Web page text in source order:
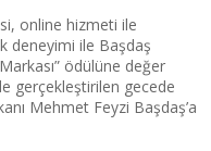
online hizmeti ile
deneyimi ile Başdaş
ödülüne değer
gerçekleştirilen gecede
Mehmet Feyzi Başdaş’a